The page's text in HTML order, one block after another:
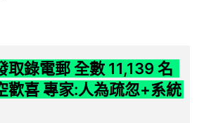
取錄電郵 全數 11,139 名
歡喜 專家:人為疏忽+系統